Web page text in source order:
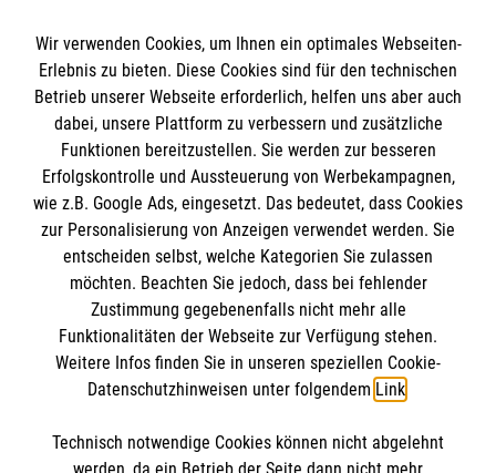
Informationen
Impressum
Datenschutz
Barrierefreiheit
Kontakt
Die Malteser
Malteser in Deutschland
Malteserorden
Sharepoint
Spendenkonto
Bank: Pax-Bank für Kirche und Caritas eG
Wir verwenden Cookies, um Ihnen ein optimales Webseiten-
Erlebnis zu bieten. Diese Cookies sind für den technischen
Betrieb unserer Webseite erforderlich, helfen uns aber auch
dabei, unsere Plattform zu verbessern und zusätzliche
Funktionen bereitzustellen. Sie werden zur besseren
Erfolgskontrolle und Aussteuerung von Werbekampagnen,
wie z.B. Google Ads, eingesetzt. Das bedeutet, dass Cookies
zur Personalisierung von Anzeigen verwendet werden. Sie
entscheiden selbst, welche Kategorien Sie zulassen
möchten. Beachten Sie jedoch, dass bei fehlender
Zustimmung gegebenenfalls nicht mehr alle
Funktionalitäten der Webseite zur Verfügung stehen.
Weitere Infos finden Sie in unseren speziellen Cookie-
Datenschutzhinweisen unter folgendem Link.
Technisch notwendige Cookies können nicht abgelehnt